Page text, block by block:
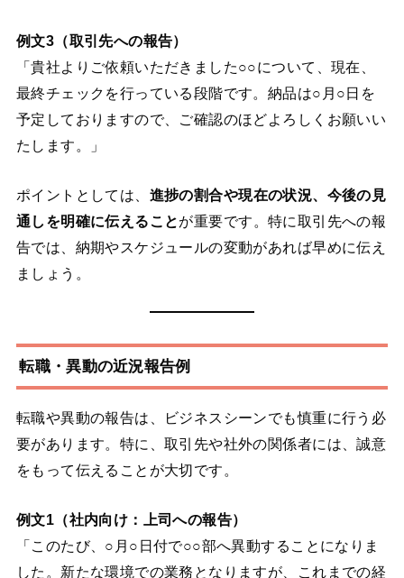
例文3（取引先への報告）
「貴社よりご依頼いただきました○○について、現在、
最終チェックを行っている段階です。納品は○月○日を
予定しておりますので、ご確認のほどよろしくお願いい
たします。」
ポイントとしては、 進捗の割合や現在の状況、今後の見
通しを明確に伝えることが重要です。特に取引先への報
告では、納期やスケジュールの変動があれば早めに伝え
ましょう。
転職・異動の近況報告例
転職や異動の報告は、ビジネスシーンでも慎重に行う必
要があります。特に、取引先や社外の関係者には、誠意
をもって伝えることが大切です。
例文1（社内向け：上司への報告）
「このたび、○月○日付で○○部へ異動することになりま
した。新たな環境での業務となりますが、これまでの経